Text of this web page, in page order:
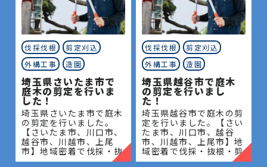
伐採伐根
剪定刈込
外構工事
造園
埼玉県さいたま市で
庭木の剪定を行いま
した！
埼玉県さいたま市で庭木
の剪定を行いました。
【さいたま市、川口市、
越谷市、川越市、上尾
市】地域密着で伐採・抜
根・剪定・草刈りなどの
伐採伐根
剪定刈込
外構工事
造園
埼玉県越谷市で庭木
の剪定を行いまし
た！
埼玉県越谷市で庭木の剪
定を行いました。【さい
たま市、川口市、越谷
市、川越市、上尾市】地
域密着で伐採・抜根・剪
定・草刈りなどのお庭の